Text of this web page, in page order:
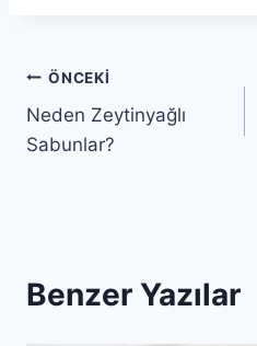
Yazı
gezinmesi
ÖNCEKI
Neden Zeytinyağlı
Sabunlar?
Benzer Yazılar